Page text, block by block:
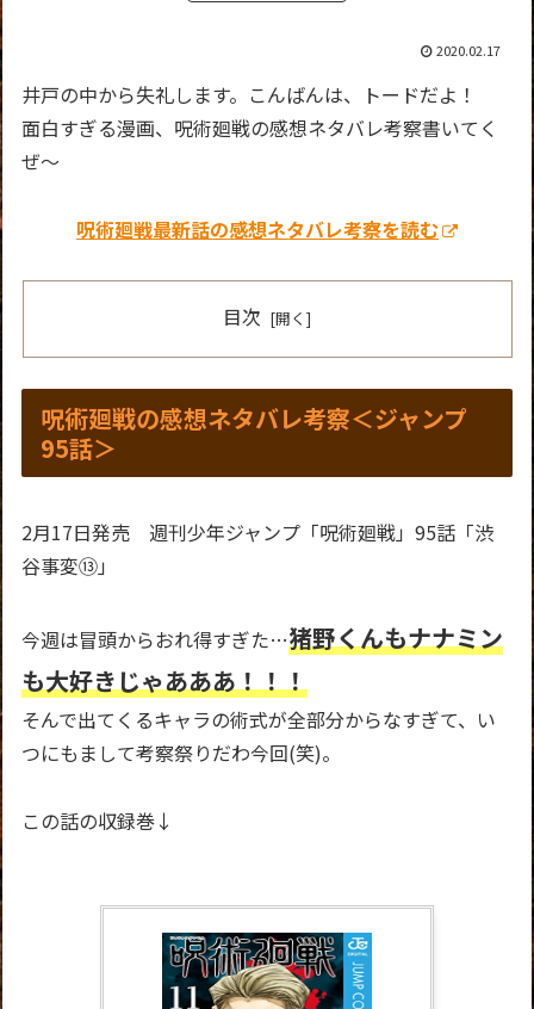
2020.02.17
井戸の中から失礼します。こんばんは、トードだよ！
面白すぎる漫画、呪術廻戦の感想ネタバレ考察書いてく
ぜ～
呪術廻戦最新話の感想ネタバレ考察を読む
目次
呪術廻戦の感想ネタバレ考察＜ジャンプ
95話＞
2月17日発売 週刊少年ジャンプ「呪術廻戦」95話「渋
谷事変⑬」
今週は冒頭からおれ得すぎた…猪野くんもナナミン
も大好きじゃあああ！！！
そんで出てくるキャラの術式が全部分からなすぎて、い
つにもまして考察祭りだわ今回(笑)。
この話の収録巻↓